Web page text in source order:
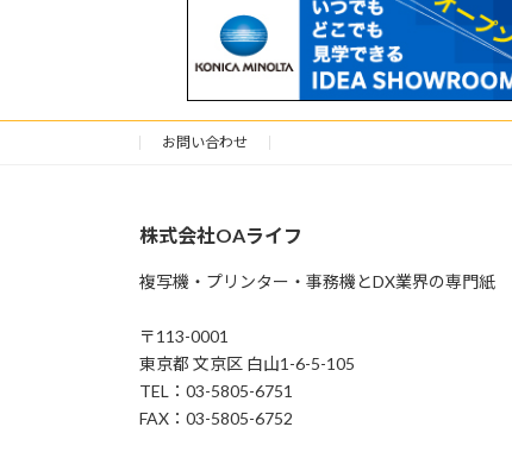
お問い合わせ
株式会社OAライフ
複写機・プリンター・事務機とDX業界の専門紙
〒113-0001
東京都 文京区 白山1-6-5-105
TEL：03-5805-6751
FAX：03-5805-6752